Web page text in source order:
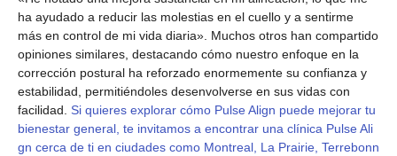
ha ayudado a reducir las molestias en el cuello y a sentirme
más en control de mi vida diaria». Muchos otros han compartido
opiniones similares, destacando cómo nuestro enfoque en la
corrección postural ha reforzado enormemente su confianza y
estabilidad, permitiéndoles desenvolverse en sus vidas con
facilidad. Si quieres explorar cómo Pulse Align puede mejorar tu
bienestar general, te invitamos a encontrar una clínica Pulse Ali
gn cerca de ti en ciudades como Montreal, La Prairie, Terrebonn